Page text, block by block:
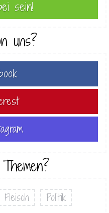
uns?
Fleisch Politik